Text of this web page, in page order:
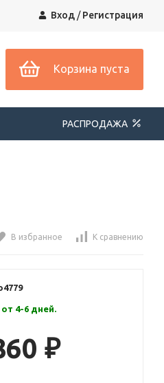
Вход/Регистрация
Корзина пуста
РАСПРОДАЖА
В избранное К сравнению
4-6 дней.
₽